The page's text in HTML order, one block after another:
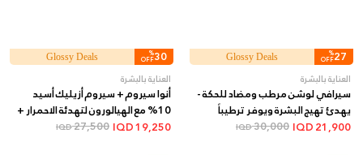
27
%
OFF
Glossy Deals
العناية بالبشرة
سيرافي لوشن مرطب ومضاد للحكة -
يهدئ تهيج البشرة ويوفر ترطيباً
طويل الأمد, 473 مل
21,900
30,000
IQD
30
%
OFF
Glossy Deals
العناية بالبشرة
أنوا سيروم + سيروم أزيليك أسيد
10% مع الهيالورون لتهدئة الاحمرار +
30 مل
19,250
27,500
IQD